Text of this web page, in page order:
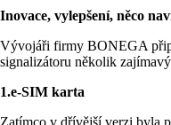
Inovace, vylepšení, něco
Vývojáři firmy BONEGA
signalizátoru několik
1.e-SIM karta